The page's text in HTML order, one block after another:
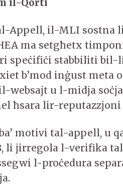
Appell, il-MLI
ma setgħetx
speċifiċi stabbiliti
b’mod inġust meta
websajt u l-midja
ħsara lir-
motivi tal-appell, u
li jirregola l-verifika
l-proċedura